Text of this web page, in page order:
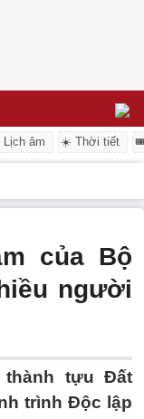
Lịch âm ☀️ Thời tiết
của Bộ
người
thành tựu Đất
trình Độc lập